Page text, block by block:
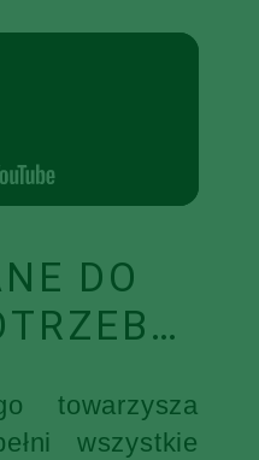
DO
towarzysza
wszystkie